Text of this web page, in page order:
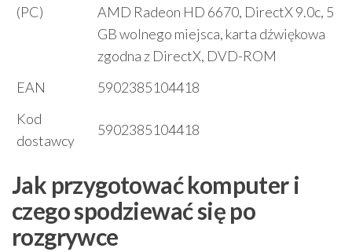
(PC)
AMD Radeon HD 6670, DirectX 9.0c, 5
GB wolnego miejsca, karta dźwiękowa
zgodna z DirectX, DVD-ROM
EAN
5902385104418
Kod
dostawcy
5902385104418
Jak przygotować komputer i
czego spodziewać się po
rozgrywce